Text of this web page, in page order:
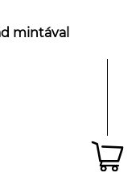
mintával